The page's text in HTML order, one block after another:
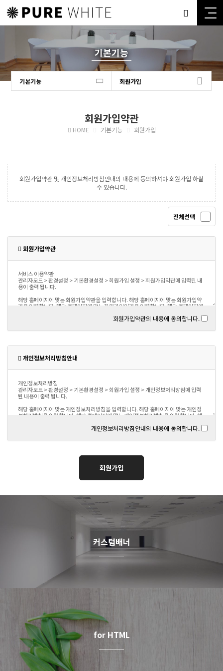
기본기능
기본기능 회원가입
회원가입약관
HOME 기본기능 회원가입
회원가입약관 및 개인정보처리방침안내의 내용에 동의하셔야 회원가입 하실
수 있습니다.
전체선택
회원가입약관
회원가입약관의 내용에 동의합니다.
개인정보처리방침안내
개인정보처리방침안내의 내용에 동의합니다.
커스텀배너
for HTML